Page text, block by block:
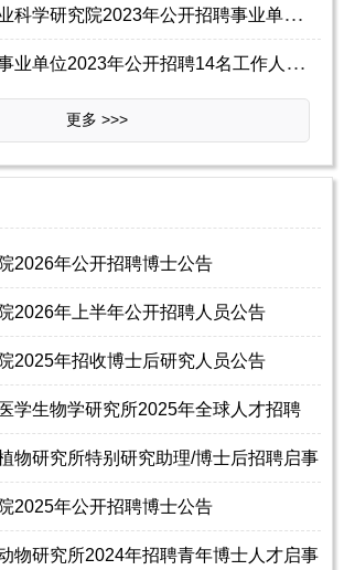
黔
西南州农业林业科学研究院2023年公开招聘事业单位工作人员简章
贵
州科学院所属事业单位2023年公开招聘14名工作人员方案
更多 >>>
2026年公开招聘博士公告
2026年上半年公开招聘人员公告
2025年招收博士后研究人员公告
学生物学研究所2025年全球人才招聘
物研究所特别研究助理/博士后招聘启事
2025年公开招聘博士公告
物研究所2024年招聘青年博士人才启事